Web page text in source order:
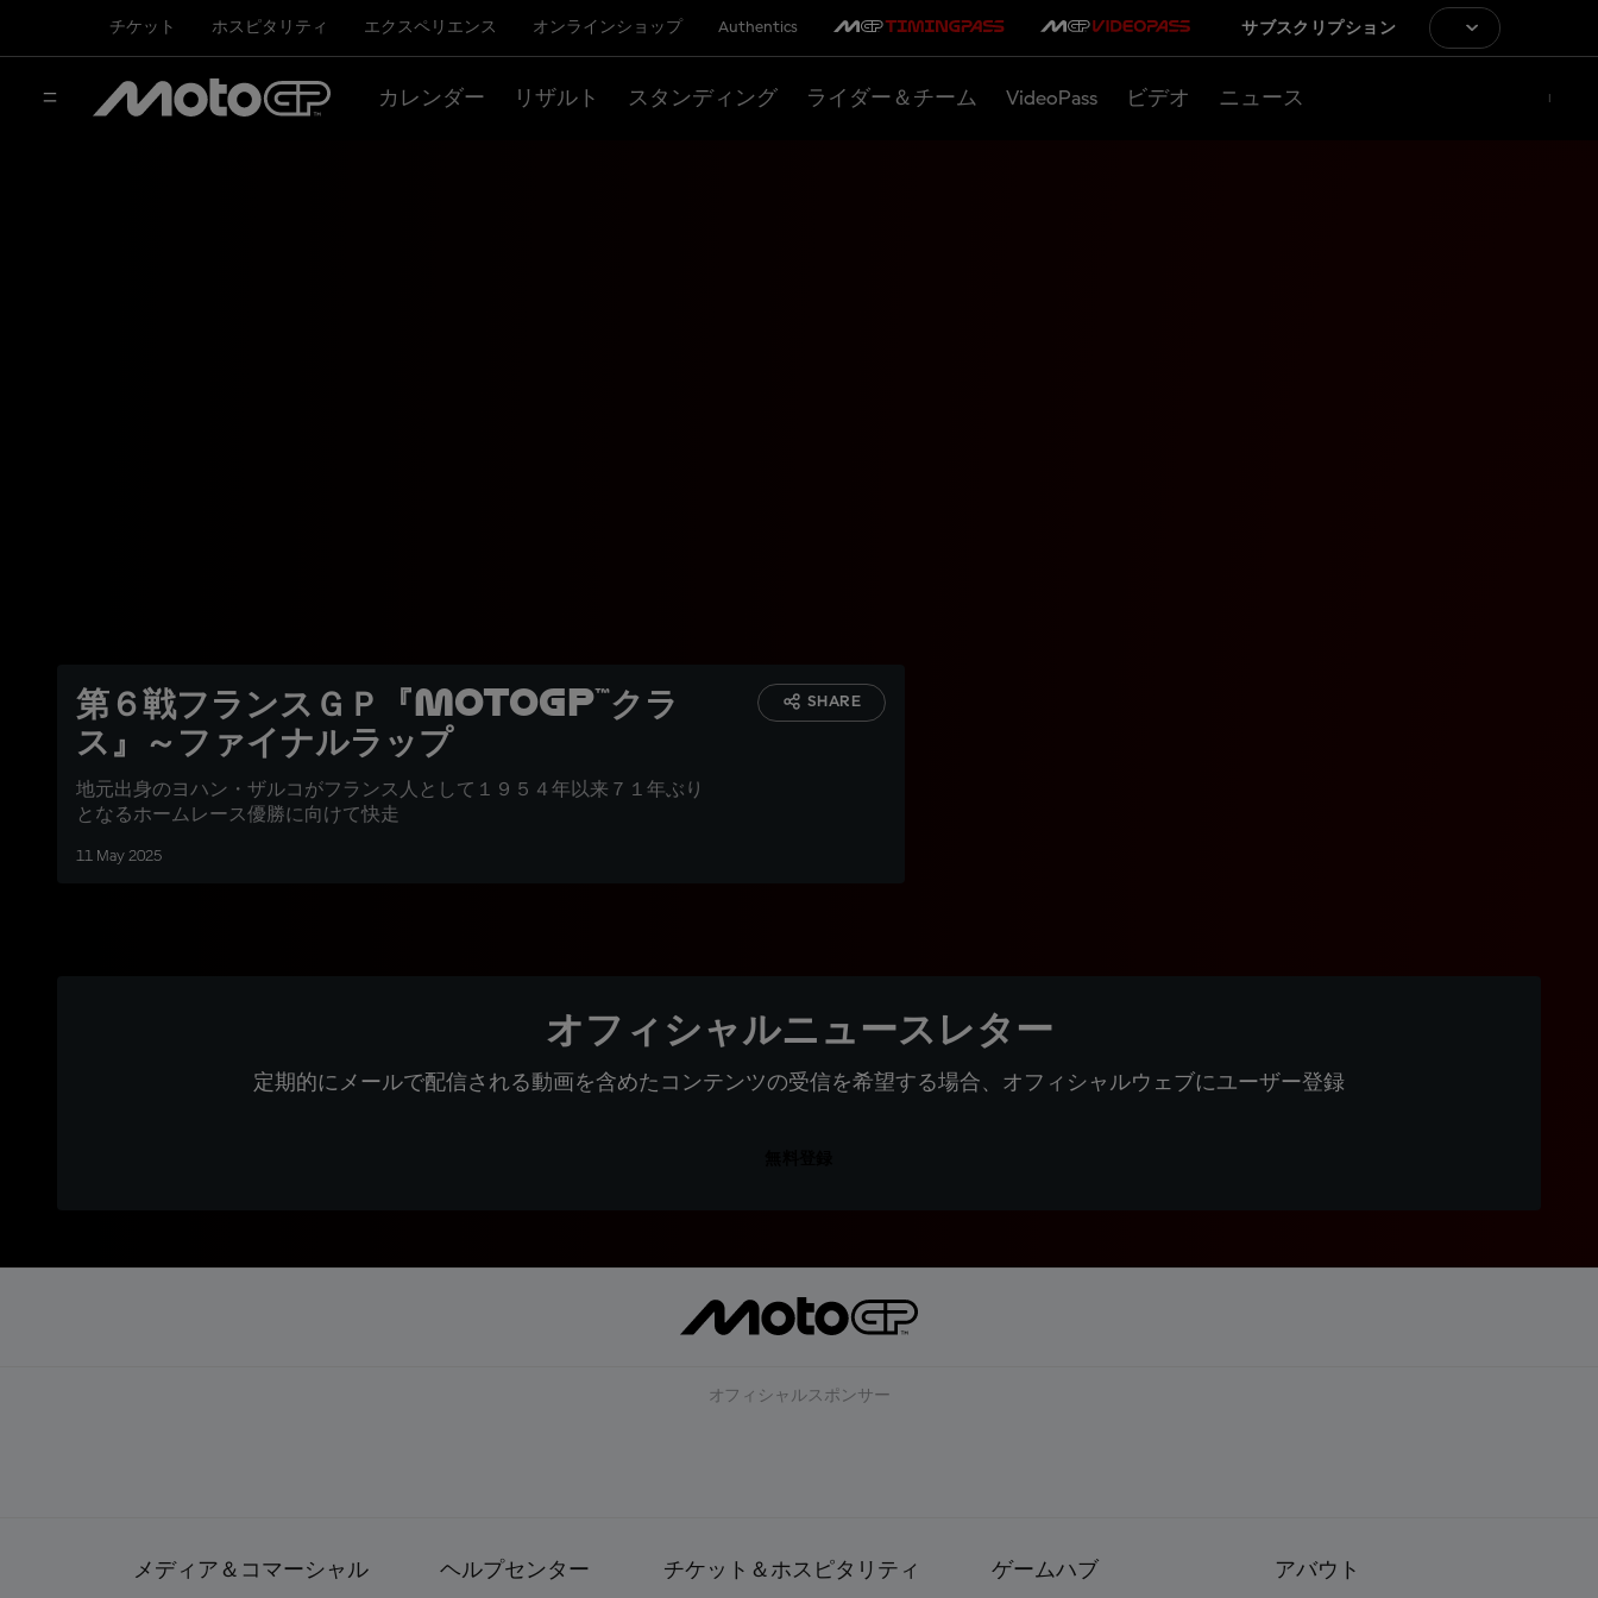
チケット ホスピタリティ エクスペリエンス オンラインショップ Authentics サブスクリプション
カレンダー リザルト スタンディング ライダー＆チーム VideoPass ビデオ ニュース
第６戦フランスＧＰ『MotoGP™クラ
ス』～ファイナルラップ
地元出身のヨハン・ザルコがフランス人として１９５４年以来７１年ぶり
となるホームレース優勝に向けて快走
11 May 2025
SHARE
オフィシャルニュースレター
定期的にメールで配信される動画を含めたコンテンツの受信を希望する場合、オフィシャルウェブにユーザー登録
オフィシャルスポンサー
メディア＆コマーシャル ヘルプセンター チケット＆ホスピタリティ ゲームハブ アバウト